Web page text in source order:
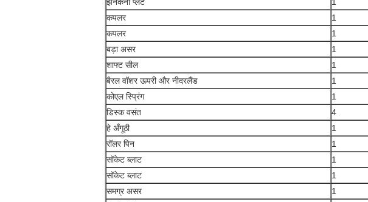
कपलर
1
कपलर
1
बड़ा असर
1
शाफ्ट सील
1
बैरल वॉशर ऊपरी और नीदरलैंड
1
कोएल स्प्रिंग
1
डिस्क वसंत
4
हे अँगूठी
1
रॉलर पिन
1
सॉकेट ब्लाट
1
सॉकेट ब्लाट
1
समग्र असर
1